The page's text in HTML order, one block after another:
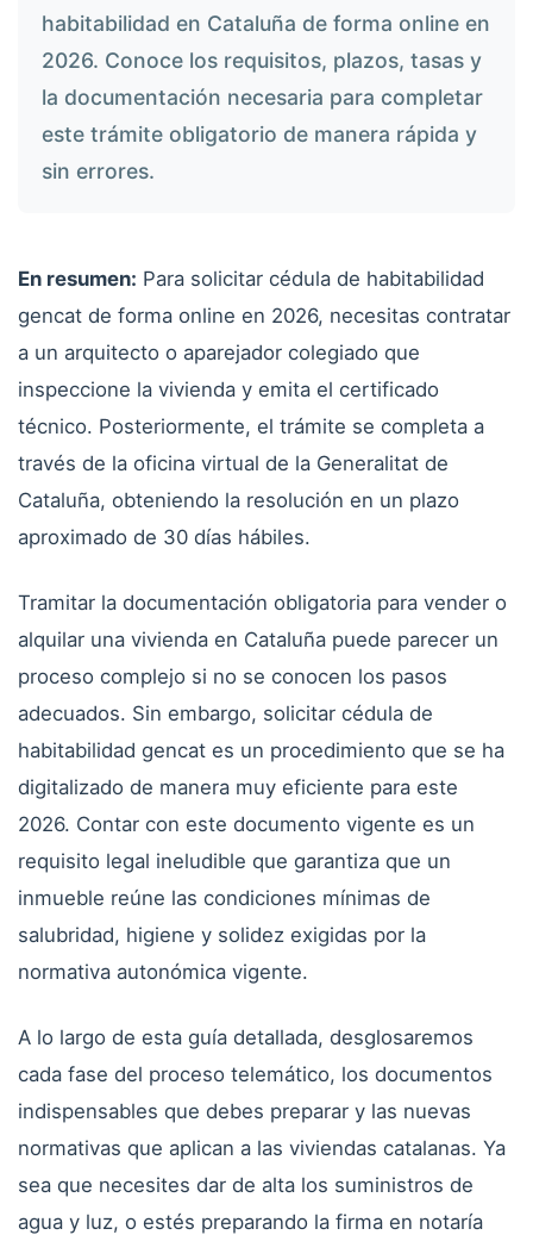
habitabilidad en Cataluña de forma online en
2026. Conoce los requisitos, plazos, tasas y
la documentación necesaria para completar
este trámite obligatorio de manera rápida y
sin errores.
En resumen: Para solicitar cédula de habitabilidad
gencat de forma online en 2026, necesitas contratar
a un arquitecto o aparejador colegiado que
inspeccione la vivienda y emita el certificado
técnico. Posteriormente, el trámite se completa a
través de la oficina virtual de la Generalitat de
Cataluña, obteniendo la resolución en un plazo
aproximado de 30 días hábiles.
Tramitar la documentación obligatoria para vender o
alquilar una vivienda en Cataluña puede parecer un
proceso complejo si no se conocen los pasos
adecuados. Sin embargo, solicitar cédula de
habitabilidad gencat es un procedimiento que se ha
digitalizado de manera muy eficiente para este
2026. Contar con este documento vigente es un
requisito legal ineludible que garantiza que un
inmueble reúne las condiciones mínimas de
salubridad, higiene y solidez exigidas por la
normativa autonómica vigente.
A lo largo de esta guía detallada, desglosaremos
cada fase del proceso telemático, los documentos
indispensables que debes preparar y las nuevas
normativas que aplican a las viviendas catalanas. Ya
sea que necesites dar de alta los suministros de
agua y luz, o estés preparando la firma en notaría